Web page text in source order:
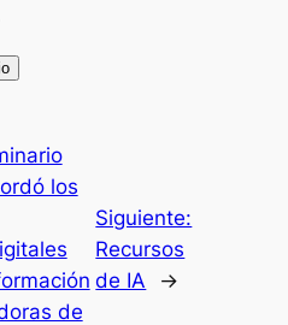
los
de
Siguiente:
Recursos
de IA
→